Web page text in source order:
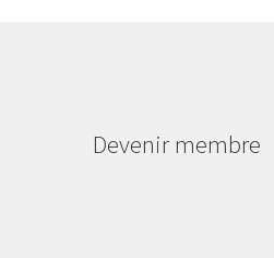
Devenir membre